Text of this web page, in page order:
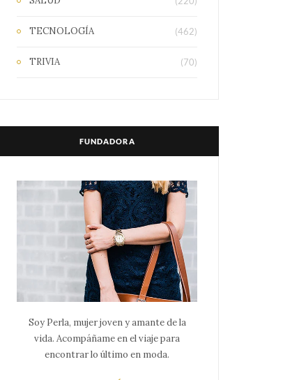
TECNOLOGÍA (462)
TRIVIA (70)
FUNDADORA
Soy Perla, mujer joven y amante de la
vida. Acompáñame en el viaje para
encontrar lo último en moda.